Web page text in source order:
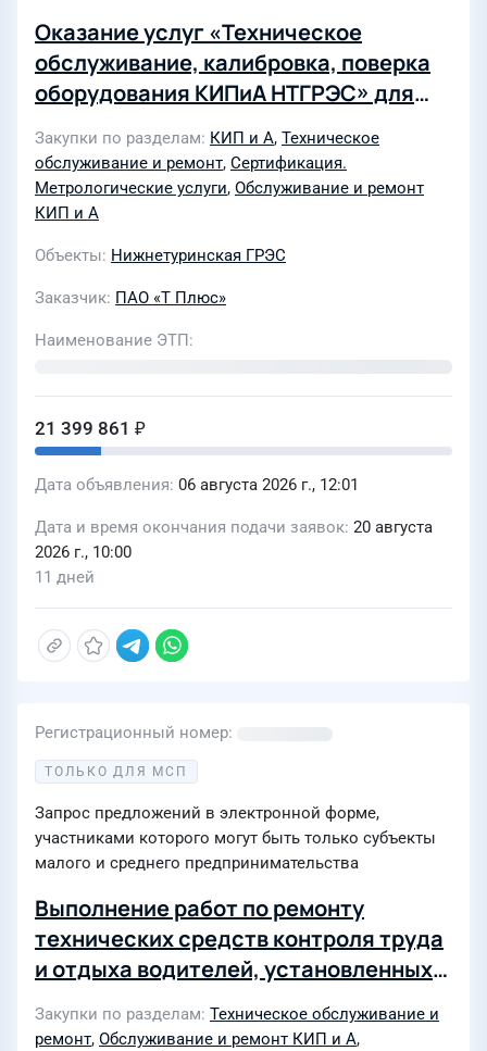
Оказание услуг «Техническое
обслуживание, калибровка, поверка
оборудования КИПиА НТГРЭС» для
«Свердловский» ПАО «Т Плюс»
(13/27)
Закупки по разделам КИП и А, Техническое
обслуживание и ремонт, Сертификация.
Метрологические услуги, Обслуживание и ремонт
КИП и А
Объекты Нижнетуринская ГРЭС
Заказчик ПАО «Т Плюс»
Наименование ЭТП
21 399 861 ₽
Дата объявления 06 августа 2026 г., 12:01
Дата и время окончания подачи заявок 20 августа
2026 г., 10:00
11 дней
Регистрационный номер
ТОЛЬКО ДЛЯ МСП
Запрос предложений в электронной форме,
участниками которого могут быть только субъекты
малого и среднего предпринимательства
Выполнение работ по ремонту
технических средств контроля труда
и отдыха водителей, установленных
на автотранспортных средствах
Закупки по разделам Техническое обслуживание и
ремонт, Обслуживание и ремонт КИП и А,